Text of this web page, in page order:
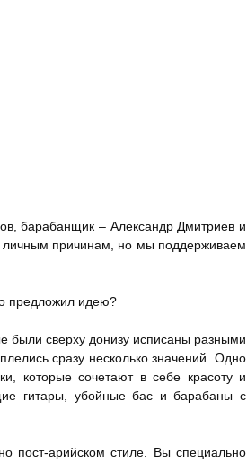
барабанщик – Александр Дмитриев и
личным причинам, но мы поддерживаем
предложил идею?
были сверху донизу исписаны разными
сразу несколько значений. Одно
которые сочетают в себе красоту и
гитары, убойные бас и барабаны с
пост-арийском стиле. Вы специально